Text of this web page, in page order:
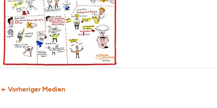
← Vorheriger Medien